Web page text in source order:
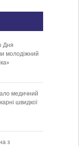
Дня
молодіжний
медичний
швидкої
з